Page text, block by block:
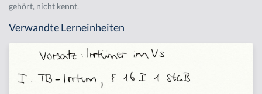
gehört, nicht kennt.
Verwandte Lerneinheiten